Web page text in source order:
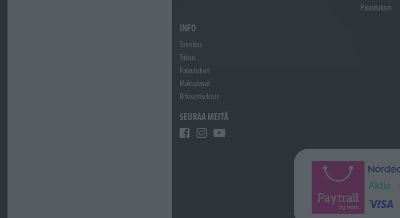
Palautukset
INFO
Toimitus
Takuu
Palautukset
Maksutavat
Rekisteriseloste
SEURAA MEITÄ